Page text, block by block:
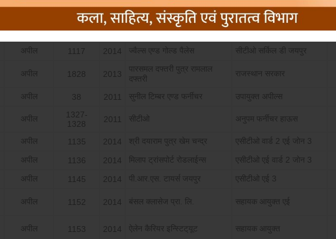
1122
प्रा0लि0
2010 सिद्धार्थ फार्मास्टीयूकल्स
अपील 1117 2014 ज्वैल्स एण्ड गोल्ड पैलेस सीटीओ सर्किल डी जयपुर
अपील 1828 2013
पारसमल दफ्तरी पुत्र रामलाल
दफ्तरी
राजस्थान सरकार
अपील 38 2011 सुनील टिम्बर एण्ड फर्नीचर उपायुक्त अपील्स
अपील
1327-
1328
2011 सीटीओ अनुपम फर्नीचर हाऊस
अपील 1135 2014 श्री दयाराम पुत्र खेम चन्द्र एसीटीओ वार्ड 2 एई जोन 3
अपील 1136 2014 मिलाप ट्रांसपोर्ट रोडलाईन्स एसीटीओ एई वार्ड 2 जोन 3
अपील 1145 2014 पी.आर.एस. टायर्स जयपुर एसीटीओ एई 3
अपील 1152 2014 बंसल क्लासेज प्रा. लि. सहायक आयुक्त एई
अपील 1153 2014 ऐलेन कैरियर इन्स्टिट्‌यूट सहायक आयुक्त